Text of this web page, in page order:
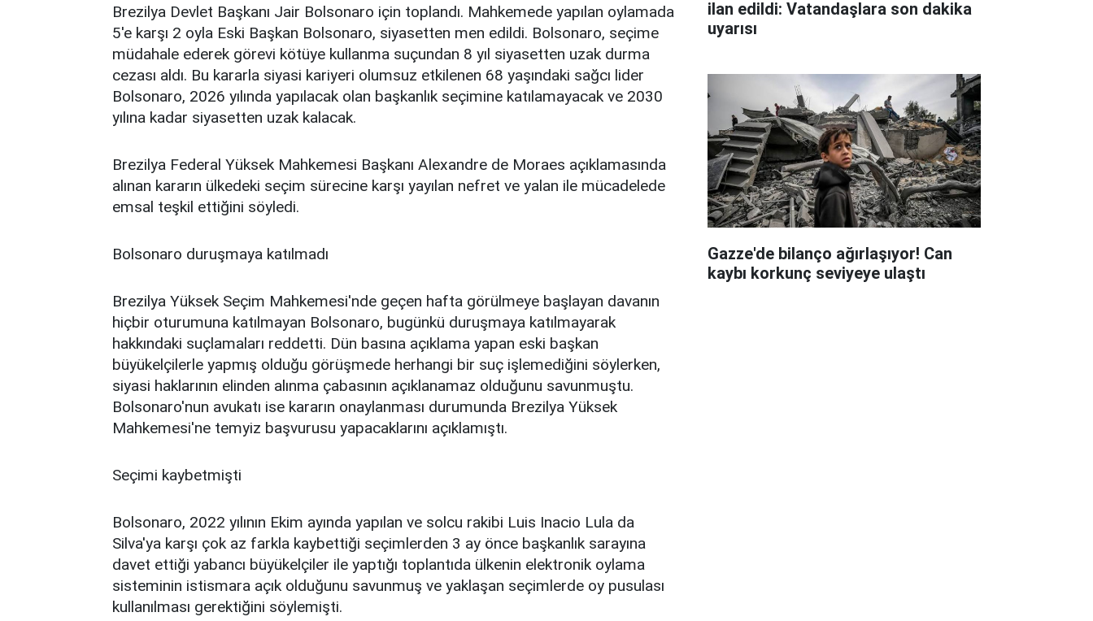
Brezilya Devlet Başkanı Jair Bolsonaro için toplandı. Mahkemede yapılan oylamada
5'e karşı 2 oyla Eski Başkan Bolsonaro, siyasetten men edildi. Bolsonaro, seçime
müdahale ederek görevi kötüye kullanma suçundan 8 yıl siyasetten uzak durma
cezası aldı. Bu kararla siyasi kariyeri olumsuz etkilenen 68 yaşındaki sağcı lider
Bolsonaro, 2026 yılında yapılacak olan başkanlık seçimine katılamayacak ve 2030
yılına kadar siyasetten uzak kalacak.
Brezilya Federal Yüksek Mahkemesi Başkanı Alexandre de Moraes açıklamasında
alınan kararın ülkedeki seçim sürecine karşı yayılan nefret ve yalan ile mücadelede
emsal teşkil ettiğini söyledi.
Bolsonaro duruşmaya katılmadı
Brezilya Yüksek Seçim Mahkemesi'nde geçen hafta görülmeye başlayan davanın
hiçbir oturumuna katılmayan Bolsonaro, bugünkü duruşmaya katılmayarak
hakkındaki suçlamaları reddetti. Dün basına açıklama yapan eski başkan
büyükelçilerle yapmış olduğu görüşmede herhangi bir suç işlemediğini söylerken,
siyasi haklarının elinden alınma çabasının açıklanamaz olduğunu savunmuştu.
Bolsonaro'nun avukatı ise kararın onaylanması durumunda Brezilya Yüksek
Mahkemesi'ne temyiz başvurusu yapacaklarını açıklamıştı.
Seçimi kaybetmişti
Bolsonaro, 2022 yılının Ekim ayında yapılan ve solcu rakibi Luis Inacio Lula da
Silva'ya karşı çok az farkla kaybettiği seçimlerden 3 ay önce başkanlık sarayına
davet ettiği yabancı büyükelçiler ile yaptığı toplantıda ülkenin elektronik oylama
sisteminin istismara açık olduğunu savunmuş ve yaklaşan seçimlerde oy pusulası
kullanılması gerektiğini söylemişti.
ilan edildi: Vatandaşlara son dakika
uyarısı
Gazze'de bilanço ağırlaşıyor! Can
kaybı korkunç seviyeye ulaştı